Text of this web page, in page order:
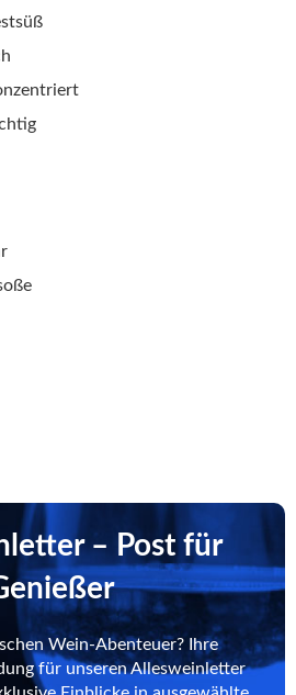
– Post für
Wein-Abenteuer? Ihre
für unseren Allesweinletter